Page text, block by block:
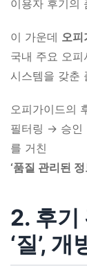
이용자 후기의
이 가운데 오
국내 주요 오
시스템을 갖춘
오피가이드의
필터링 → 승인
를 거친
‘품질 관리된 정
2. 후
‘질’, 개